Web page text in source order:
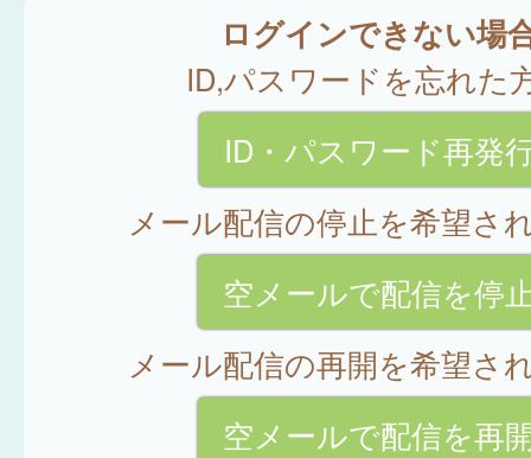
ログインできない場
ID,パスワードを忘れた
ID・パスワード再発
メール配信の停止を希望さ
空メールで配信を停
メール配信の再開を希望さ
空メールで配信を再